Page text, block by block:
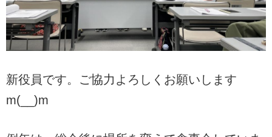
新役員です。ご協力よろしくお願いします
m(__)m